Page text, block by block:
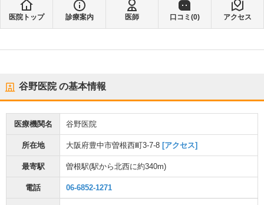
医院トップ 診療案内 医師 口コミ(0) アクセス
谷野医院の基本情報
医療機関名 谷野医院
所在地 大阪府豊中市曽根西町3-7-8 [アクセス]
最寄駅 曽根駅(駅から北西に約340m)
電話 06-6852-1271